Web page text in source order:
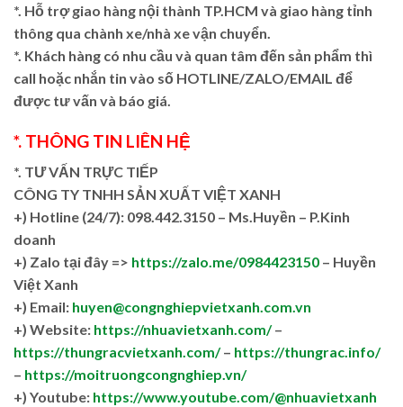
*. Hỗ trợ giao hàng nội thành TP.HCM và giao hàng tỉnh
thông qua chành xe/nhà xe vận chuyển.
*. Khách hàng có nhu cầu và quan tâm đến sản phẩm thì
call hoặc nhắn tin vào số HOTLINE/ZALO/EMAIL để
được tư vấn và báo giá.
*. THÔNG TIN LIÊN HỆ
*. TƯ VẤN TRỰC TIẾP
CÔNG TY TNHH SẢN XUẤT VIỆT XANH
+) Hotline (24/7): 098.442.3150 – Ms.Huyền – P.Kinh
doanh
+) Zalo tại đây => https://zalo.me/0984423150 – Huyền
Việt Xanh
+) Email: huyen@congnghiepvietxanh.com.vn
+) Website: https://nhuavietxanh.com/–
https://thungracvietxanh.com/– https://thungrac.info/
– https://moitruongcongnghiep.vn/
+) Youtube: https://www.youtube.com/@nhuavietxanh